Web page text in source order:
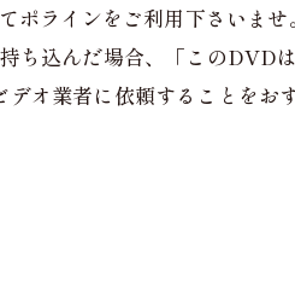
ラインをご利用下さいませ
ち込んだ場合、「このDVD
オ業者に依頼することをお